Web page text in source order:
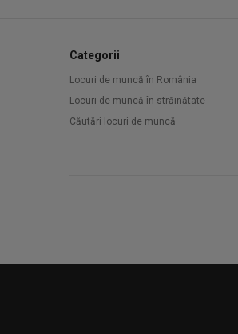
Categorii
Locuri de muncă în România
Locuri de muncă în străinătate
Căutări locuri de muncă